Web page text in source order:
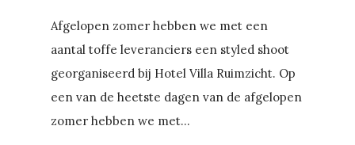
Afgelopen zomer hebben we met een
aantal toffe leveranciers een styled shoot
georganiseerd bij Hotel Villa Ruimzicht. Op
een van de heetste dagen van de afgelopen
zomer hebben we met...